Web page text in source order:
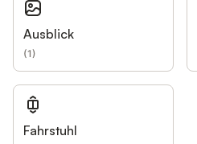
Ausblick
(1)
Fahrstuhl